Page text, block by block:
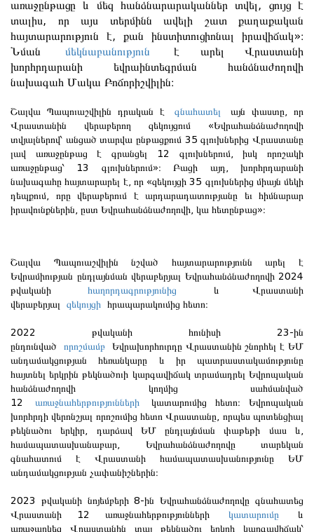
առաջընթացը և մեզ հանձնարարականներ տվել, ցույց է
տալիս, որ այս տերմինն ավելի շատ քաղաքական
հայտարարություն է, քան ինստիտուցիոնալ իրավիճակ»։
Նման մեկնաբանություն է արել Վրաստանի
խորհրդարանի եվրաինտեգրման հանձնաժողովի
նախագահ Մակա Բոճորիշվիլին։
Շալվա Պապուաշվիլին դրական է գնահատել այն փաստը, որ
Վրաստանին վերաբերող զեկույցում «Եվրահանձնաժողովի
տվյալներով՝ անցած տարվա ընթացքում 35 գլուխներից Վրաստանը
լավ առաջընթաց է գրանցել 12 գլուխներում, իսկ որոշակի
առաջընթաց՝ 13 գլուխներում»։ Բացի այդ, խորհրդարանի
նախագահը հայտարարել է, որ «զեկույցի 35 գլուխներից միայն մեկի
դեպքում, որը վերաբերում է արդարադատությանը եւ հիմնարար
իրավունքներին, ըստ Եվրահանձնաժողովի, կա հետընթաց»։
Շալվա Պապուաշվիլին նշված հայտարարությունն արել է
Եվրամիության ընդլայնման վերաբերյալ Եվրահանձնաժողովի 2024
թվականիհաղորդագրությունից և Վրաստանի
վերաբերյալ զեկույցի հրապարակումից հետո։
2022 թվականի հունիսի 23-ին
ընդունված որոշմամբԵվրախորհուրդը Վրաստանին շնորհել է ԵՄ
անդամակցության հեռանկարը և իր պատրաստակամությունը
հայտնել երկրին թեկնածուի կարգավիճակ տրամադրել Եվրոպական
հանձնաժողովի կողմից սահմանված
12 առաջնահերթությունների կատարումից հետո։ Եվրոպական
խորհրդի վերոնշյալ որոշումից հետո Վրաստանը, որպես պոտենցիալ
թեկնածու երկիր, դարձավ ԵՄ ընդլայնման փաթեթի մաս և,
համապատասխանաբար, Եվրահանձնաժողովը տարեկան
գնահատում է Վրաստանի համապատասխանությունը ԵՄ
անդամակցության չափանիշներին։
2023 թվականի նոյեմբերի 8-ին Եվրահանձնաժողովը գնահատեց
Վրաստանի 12 առաջնահերթությունների կատարումը և
առաջարկեց Վրաստանին տալ թեկնածու երկրի կարգավիճակ՝